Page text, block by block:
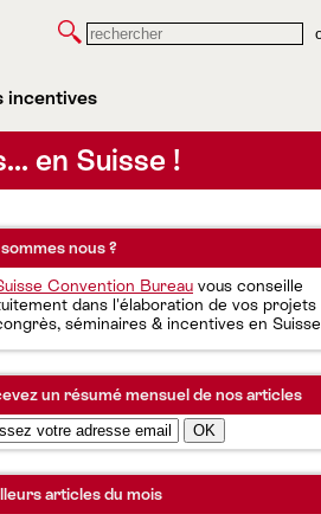
Rechercher
incentives
en Suisse !
nous ?
Convention Bureau vous conseille
dans l'élaboration de vos projets
séminaires & incentives en Suisse
un résumé mensuel de nos articles
articles du mois